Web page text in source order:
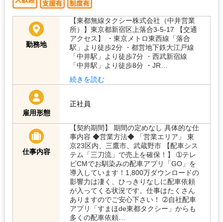
勤務地
【東都無線タクシー株式会社（中井営業
所）】東京都新宿区上落合3-5-17 【交通
アクセス】 ・東京メトロ東西線「落合
駅」より徒歩2分 ・都営地下鉄大江戸線
「中井駅」より徒歩7分 ・西武新宿線
「中井駅」より徒歩8分 ・JR…
続きを読む
雇用形態
正社員
仕事内容
【契約期間】 期間の定めなし 具体的な仕
事内容 ◆営業方法◆ 「営業エリア」 東
京23区内、三鷹市、武蔵野市 【配車シス
テム「三刀流」で売上を確保！】 ➀テレ
ビCMでお馴染みの配車アプリ「GO」を
導入しています！1,800万ダウンロードの
影響力は凄く、ひっきりなしに配車依頼
が入ってくる状況です。仕事はたくさん
ありますのでご安心下さい！ ➁自社配車
アプリ「すまほde東都タクシー」からも
多くの配車依頼…